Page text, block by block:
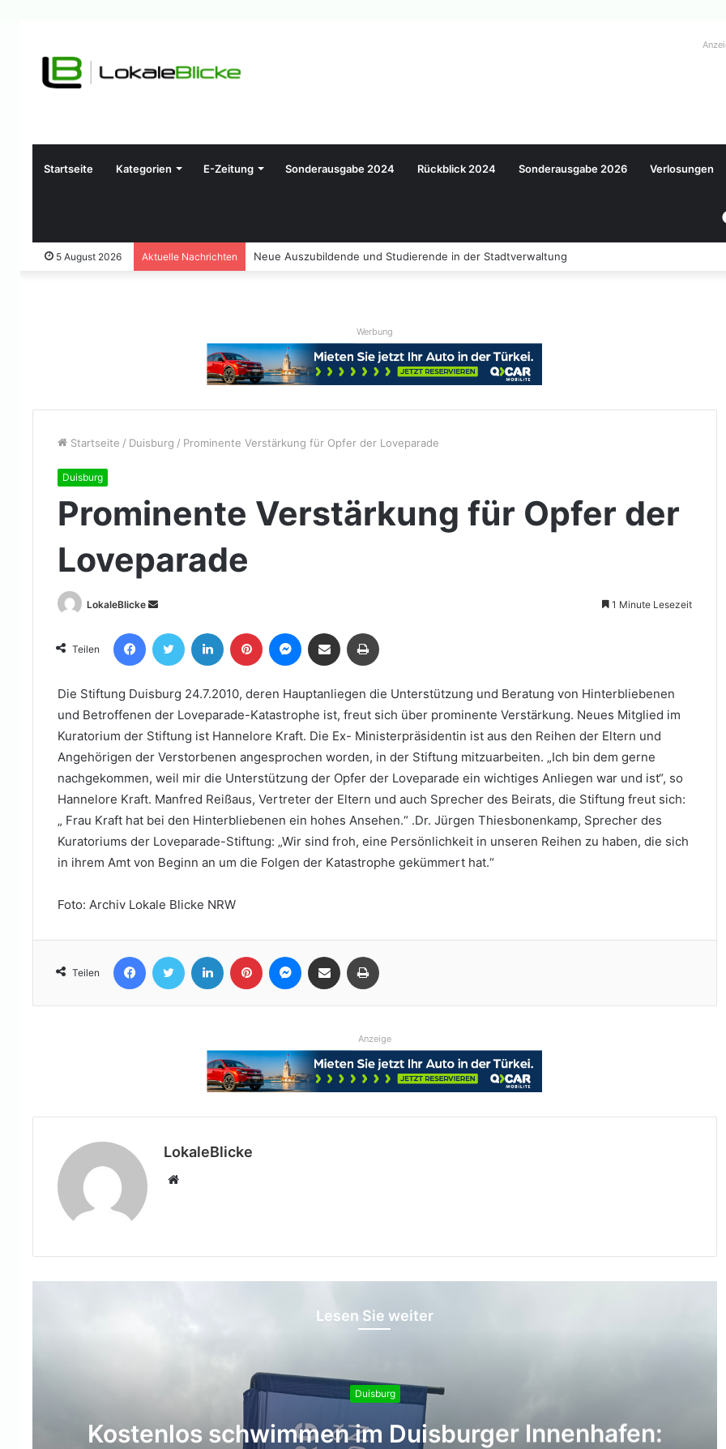
Startseite Kategorien E-Zeitung Sonderausgabe 2024 Rückblick 2024 Sonderausgabe 2026 Verlosungen
5 August 2026 Aktuelle Nachrichten Neue Auszubildende und Studierende in der Stadtverwaltung
Werbung
Startseite / Duisburg / Prominente Verstärkung für Opfer der Loveparade
Duisburg
Prominente Verstärkung für Opfer der
Loveparade
LokaleBlicke
Sende
eine
E-
1 Minute Lesezeit
Teilen
FacebookTwitter LinkedIn Pinterest Messenger
Teile per E-Mail
Die Stiftung Duisburg 24.7.2010, deren Hauptanliegen die Unterstützung und Beratung von Hinterbliebenen
und Betroffenen der Loveparade-Katastrophe ist, freut sich über prominente Verstärkung. Neues Mitglied im
Kuratorium der Stiftung ist Hannelore Kraft. Die Ex- Ministerpräsidentin ist aus den Reihen der Eltern und
Angehörigen der Verstorbenen angesprochen worden, in der Stiftung mitzuarbeiten. „Ich bin dem gerne
nachgekommen, weil mir die Unterstützung der Opfer der Loveparade ein wichtiges Anliegen war und ist“, so
Hannelore Kraft. Manfred Reißaus, Vertreter der Eltern und auch Sprecher des Beirats, die Stiftung freut sich:
„ Frau Kraft hat bei den Hinterbliebenen ein hohes Ansehen.“ .Dr. Jürgen Thiesbonenkamp, Sprecher des
Kuratoriums der Loveparade-Stiftung: „Wir sind froh, eine Persönlichkeit in unseren Reihen zu haben, die sich
in ihrem Amt von Beginn an um die Folgen der Katastrophe gekümmert hat.“
Foto: Archiv Lokale Blicke NRW
Teilen
FacebookTwitter LinkedIn Pinterest Messenger
Teile per E-Mail
Anzeige
LokaleBlicke
Webseite
Lesen Sie weiter
Duisburg
Kostenlos schwimmen im Duisburger Innenhafen: